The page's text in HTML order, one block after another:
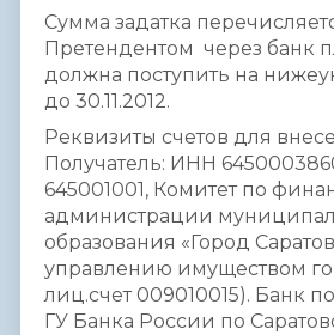
Сумма задатка
Претендентом через банк
должна поступить на
до 30.11.2012.
Реквизиты счетов для
Получатель: ИНН
645001001, Комитет по
администрации
образования «Город
управлению имуществом
лиц.счет 009010015). Банк
ГУ Банка России по